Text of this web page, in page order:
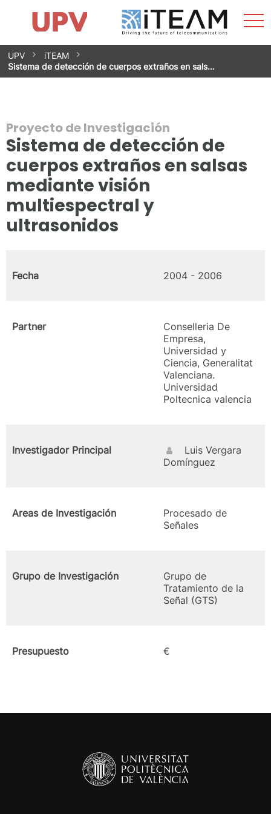
Saltar
contenido
Impacto
Grupos de investigación
Instalaciones
Spin-offs
Contacto
Prácticas
Noticias
Unidad de Igualdad
UPV
iTEAM
Sistema de detección de cuerpos extraños en sals…
Proyecto de Investigación
Sistema de detección de
cuerpos extraños en salsas
mediante visión
multiespectral y
ultrasonidos
Fecha 2004 - 2006
Partner
Conselleria De
Empresa,
Universidad y
Ciencia, Generalitat
Valenciana.
Universidad
Poltecnica valencia
Investigador Principal
Luis Vergara
Domínguez
Areas de Investigación
Procesado de
Señales
Grupo de Investigación
Grupo de
Tratamiento de la
Señal (GTS)
Presupuesto €